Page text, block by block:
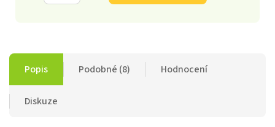
Popis Podobné (8) Hodnocení
Diskuze